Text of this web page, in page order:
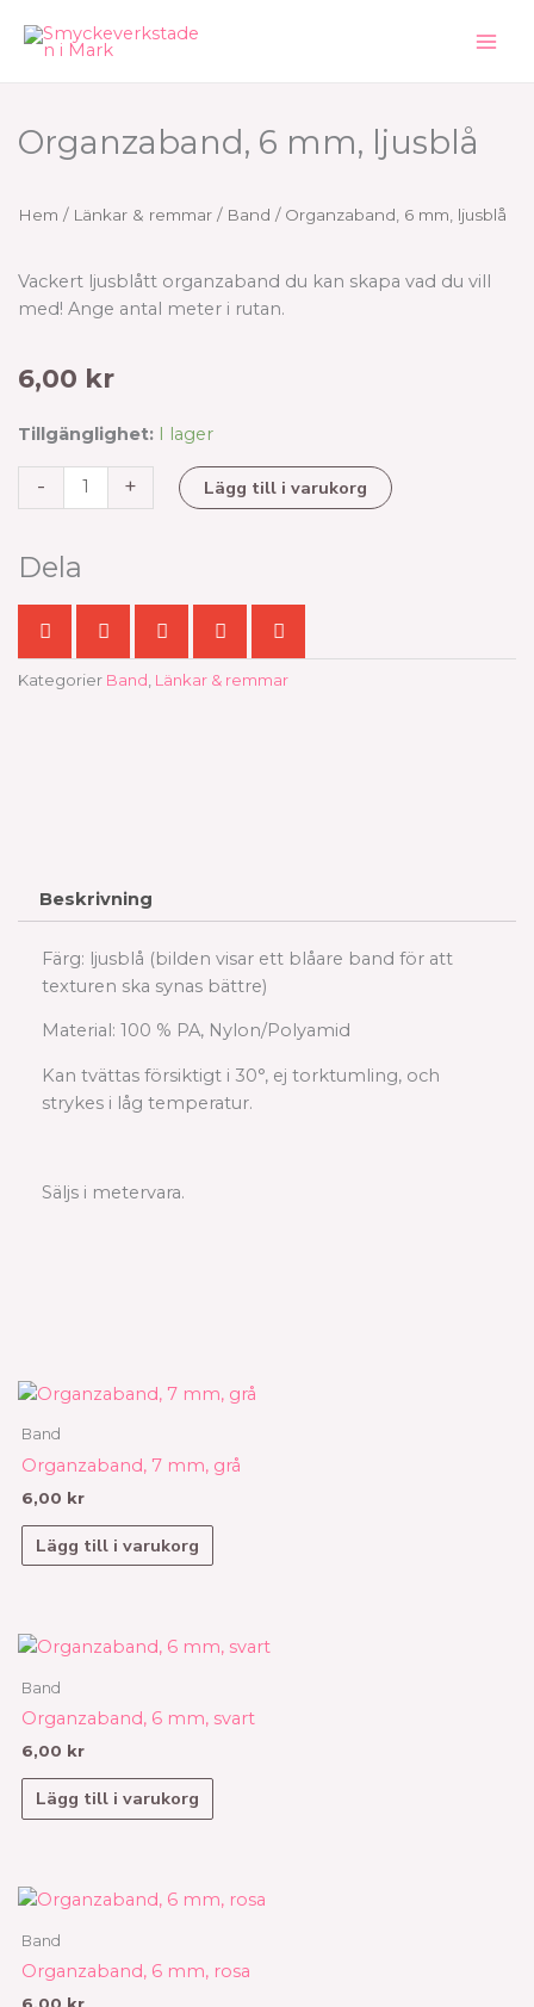
Organzaband, 6 mm, ljusblå
Hem / Länkar & remmar / Band / Organzaband, 6 mm, ljusblå
Vackert ljusblått organzaband du kan skapa vad du vill
med! Ange antal meter i rutan.
6,00 kr
Tillgänglighet: I lager
-
Organzaband,
mm,
ljusblå
+ Lägg till i varukorg
Dela
Kategorier Band, Länkar & remmar
Beskrivning
Färg: ljusblå (bilden visar ett blåare band för att
texturen ska synas bättre)
Material: 100 % PA, Nylon/Polyamid
Kan tvättas försiktigt i 30°, ej torktumling, och
strykes i låg temperatur.
Säljs i metervara.
Band
Organzaband, 7 mm, grå
6,00 kr
Lägg till i varukorg
Band
Organzaband, 6 mm, svart
6,00 kr
Lägg till i varukorg
Band
Organzaband, 6 mm, rosa